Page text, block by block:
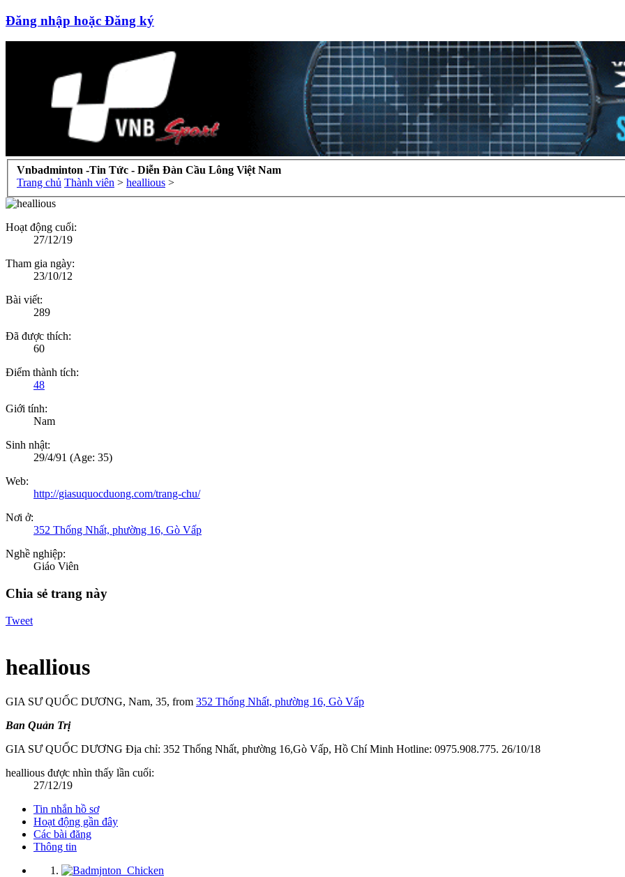
Đăng nhập hoặc Đăng ký
Vnbadminton -Tin Tức - Diễn Đàn Cầu Lông Việt Nam
Trang chủ Thành viên > heallious >
Hoạt động cuối:
27/12/19
Tham gia ngày:
23/10/12
Bài viết:
289
Đã được thích:
60
Điểm thành tích:
48
Giới tính:
Nam
Sinh nhật:
29/4/91 (Age: 35)
Web:
http://giasuquocduong.com/trang-chu/
Nơi ở:
352 Thống Nhất, phường 16, Gò Vấp
Nghề nghiệp:
Giáo Viên
Chia sẻ trang này
Tweet
heallious
GIA SƯ QUỐC DƯƠNG, Nam, 35, from 352 Thống Nhất, phường 16, Gò Vấp
Ban Quản Trị
GIA SƯ QUỐC DƯƠNG Địa chỉ: 352 Thống Nhất, phường 16,Gò Vấp, Hồ Chí Minh Hotline: 0975.908.775. 26/10/18
heallious được nhìn thấy lần cuối:
27/12/19
Tin nhắn hồ sơ
Hoạt động gần đây
Các bài đăng
Thông tin